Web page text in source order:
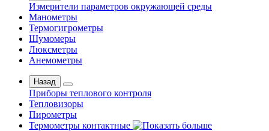
Измерители параметров окружающей среды
Манометры
Термогигрометры
Шумомеры
Люксметры
Анемометры
Назад
Приборы теплового контроля
Тепловизоры
Пирометры
Термометры контактные